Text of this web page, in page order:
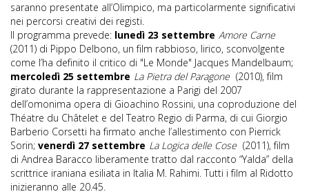
saranno presentate all’Olimpico, ma particolarmente significativi
nei percorsi creativi dei registi.
Il programma prevede: lunedì 23 settembre Amore Carne
(2011) di Pippo Delbono, un film rabbioso, lirico, sconvolgente
come l’ha definito il critico di "Le Monde" Jacques Mandelbaum;
mercoledì 25 settembre La Pietra del Paragone (2010), film
girato durante la rappresentazione a Parigi del 2007
dell’omonima opera di Gioachino Rossini, una coproduzione del
Théatre du Châtelet e del Teatro Regio di Parma, di cui Giorgio
Barberio Corsetti ha firmato anche l’allestimento con Pierrick
Sorin; venerdì 27 settembre La Logica delle Cose (2011), film
di Andrea Baracco liberamente tratto dal racconto “Yalda” della
scrittrice iraniana esiliata in Italia M. Rahimi. Tutti i film al Ridotto
inizieranno alle 20.45.